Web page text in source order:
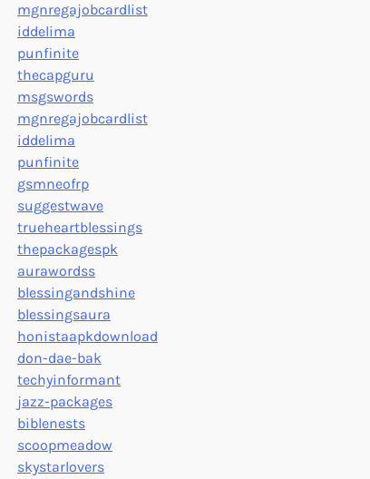
mgnregajobcardlist
iddelima
punfinite
thecapguru
msgswords
mgnregajobcardlist
iddelima
punfinite
gsmneofrp
suggestwave
trueheartblessings
thepackagespk
aurawordss
blessingandshine
blessingsaura
honistaapkdownload
don-dae-bak
techyinformant
jazz-packages
biblenests
scoopmeadow
skystarlovers